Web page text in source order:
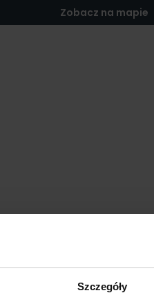
Szczegóły
Zobacz na mapie